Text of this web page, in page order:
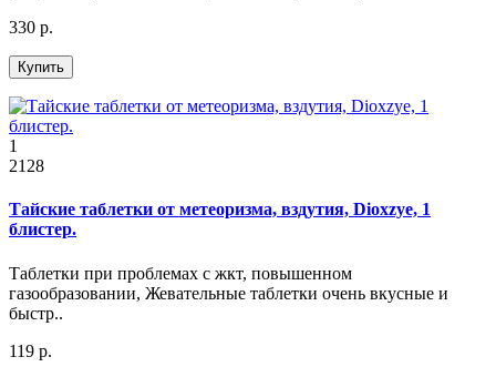
330 р.
Купить
1
2128
Тайские таблетки от метеоризма, вздутия, Dioxzye, 1
блистер.
Таблетки при проблемах с жкт, повышенном
газообразовании, Жевательные таблетки очень вкусные и
быстр..
119 р.